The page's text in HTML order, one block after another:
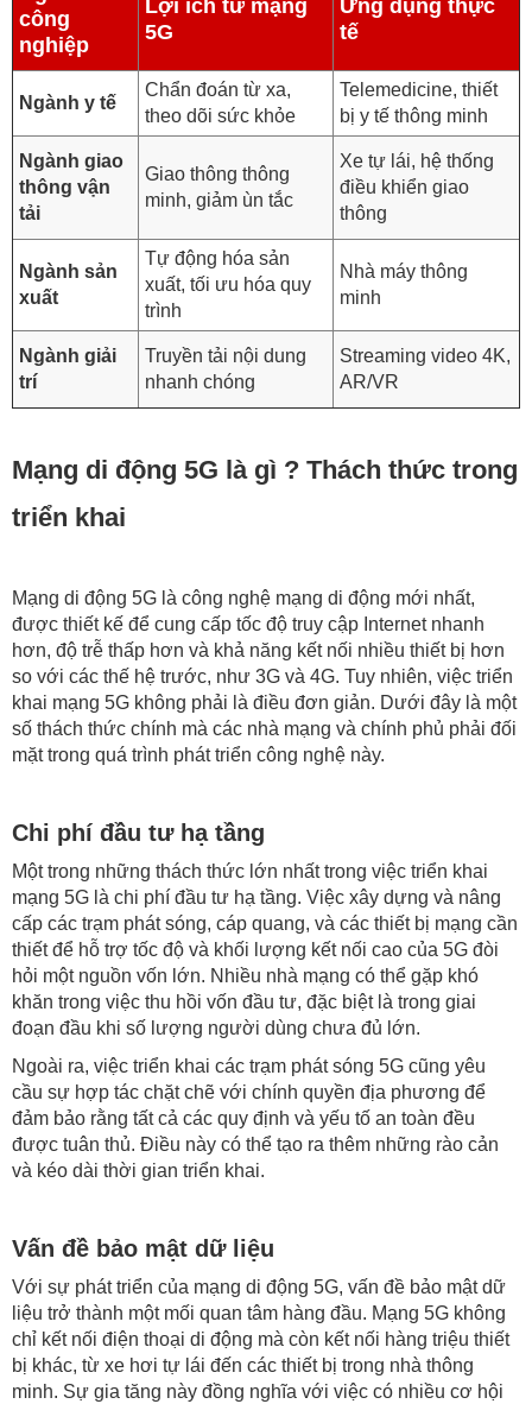
công
nghiệp
Lợi ích từ mạng
5G
Ứng dụng thực
tế
Ngành y tế
Chẩn đoán từ xa,
theo dõi sức khỏe
Telemedicine, thiết
bị y tế thông minh
Ngành giao
thông vận
tải
Giao thông thông
minh, giảm ùn tắc
Xe tự lái, hệ thống
điều khiển giao
thông
Ngành sản
xuất
Tự động hóa sản
xuất, tối ưu hóa quy
trình
Nhà máy thông
minh
Ngành giải
trí
Truyền tải nội dung
nhanh chóng
Streaming video 4K,
AR/VR
Mạng di động 5G là gì ? Thách thức trong
triển khai
Mạng di động 5G là công nghệ mạng di động mới nhất,
được thiết kế để cung cấp tốc độ truy cập Internet nhanh
hơn, độ trễ thấp hơn và khả năng kết nối nhiều thiết bị hơn
so với các thế hệ trước, như 3G và 4G. Tuy nhiên, việc triển
khai mạng 5G không phải là điều đơn giản. Dưới đây là một
số thách thức chính mà các nhà mạng và chính phủ phải đối
mặt trong quá trình phát triển công nghệ này.
Chi phí đầu tư hạ tầng
Một trong những thách thức lớn nhất trong việc triển khai
mạng 5G là chi phí đầu tư hạ tầng. Việc xây dựng và nâng
cấp các trạm phát sóng, cáp quang, và các thiết bị mạng cần
thiết để hỗ trợ tốc độ và khối lượng kết nối cao của 5G đòi
hỏi một nguồn vốn lớn. Nhiều nhà mạng có thể gặp khó
khăn trong việc thu hồi vốn đầu tư, đặc biệt là trong giai
đoạn đầu khi số lượng người dùng chưa đủ lớn.
Ngoài ra, việc triển khai các trạm phát sóng 5G cũng yêu
cầu sự hợp tác chặt chẽ với chính quyền địa phương để
đảm bảo rằng tất cả các quy định và yếu tố an toàn đều
được tuân thủ. Điều này có thể tạo ra thêm những rào cản
và kéo dài thời gian triển khai.
Vấn đề bảo mật dữ liệu
Với sự phát triển của mạng di động 5G, vấn đề bảo mật dữ
liệu trở thành một mối quan tâm hàng đầu. Mạng 5G không
chỉ kết nối điện thoại di động mà còn kết nối hàng triệu thiết
bị khác, từ xe hơi tự lái đến các thiết bị trong nhà thông
minh. Sự gia tăng này đồng nghĩa với việc có nhiều cơ hội